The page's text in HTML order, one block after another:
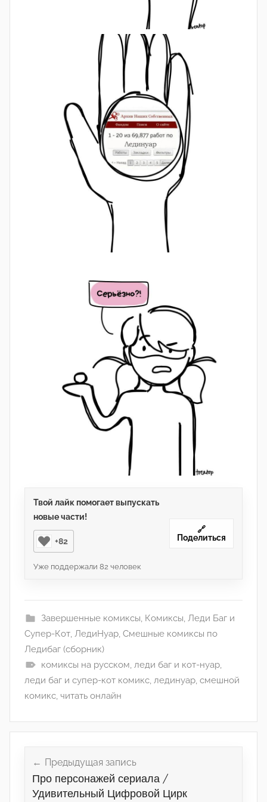
Твой лайк помогает выпускать
новые части!
+82
Уже поддержали 82 человек
🔗
Поделиться
Завершенные комиксы, Комиксы, Леди Баг и
Супер-Кот, ЛедиНуар, Смешные комиксы по
Ледибаг (сборник)
комиксы на русском, леди баг и кот-нуар,
леди баг и супер-кот комикс, лединуар, смешной
комикс, читать онлайн
записям
Предыдущая запись
Про персонажей сериала /
Удивительный Цифровой Цирк